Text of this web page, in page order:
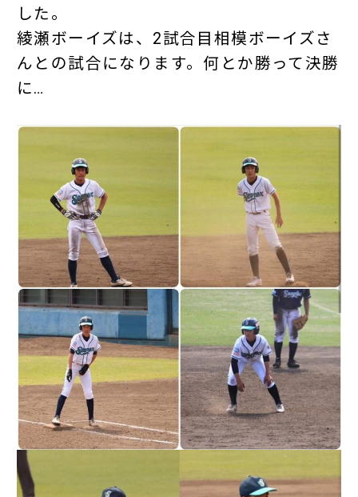
した。
綾瀬ボーイズは、2試合目相模ボーイズさ
んとの試合になります。何とか勝って決勝
に…